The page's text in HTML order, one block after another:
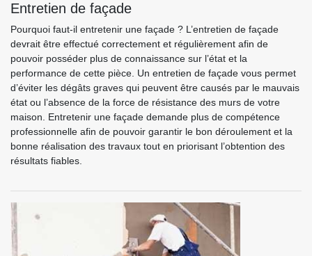
Entretien de façade
Pourquoi faut-il entretenir une façade ? L’entretien de façade
devrait être effectué correctement et régulièrement afin de
pouvoir posséder plus de connaissance sur l’état et la
performance de cette pièce. Un entretien de façade vous permet
d’éviter les dégâts graves qui peuvent être causés par le mauvais
état ou l’absence de la force de résistance des murs de votre
maison. Entretenir une façade demande plus de compétence
professionnelle afin de pouvoir garantir le bon déroulement et la
bonne réalisation des travaux tout en priorisant l’obtention des
résultats fiables.